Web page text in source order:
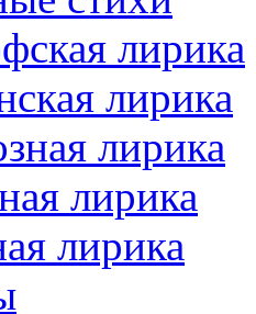
лирика
лирика
лирика
лирика
лирика